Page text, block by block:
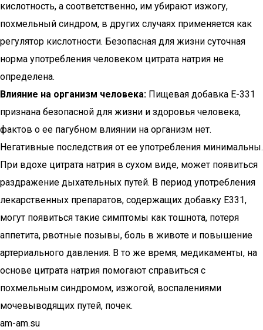
кислотность, а соответственно, им убирают изжогу,
похмельный синдром, в других случаях применяется как
регулятор кислотности. Безопасная для жизни суточная
норма употребления человеком цитрата натрия не
определена.
Влияние на организм человека: Пищевая добавка Е-331
признана безопасной для жизни и здоровья человека,
фактов о ее пагубном влиянии на организм нет.
Негативные последствия от ее употребления минимальны.
При вдохе цитрата натрия в сухом виде, может появиться
раздражение дыхательных путей. В период употребления
лекарственных препаратов, содержащих добавку Е331,
могут появиться такие симптомы как тошнота, потеря
аппетита, рвотные позывы, боль в животе и повышение
артериального давления. В то же время, медикаменты, на
основе цитрата натрия помогают справиться с
похмельным синдромом, изжогой, воспалениями
мочевыводящих путей, почек.
am-am.su